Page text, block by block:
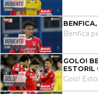
GOLO!
ESTORIL